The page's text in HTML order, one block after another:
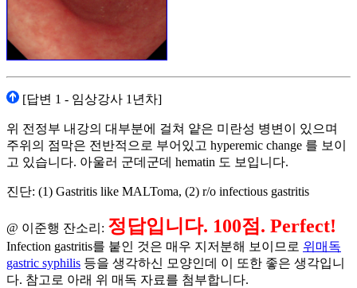
[답변 1 - 임상강사 1년차]
위 전정부 내강의 대부분에 걸쳐 얕은 미란성 병변이 있으며
주위의 점막은 전반적으로 부어있고 hyperemic change 를 보이
고 있습니다. 아울러 군데군데 hematin 도 보입니다.
진단: (1) Gastritis like MALToma, (2) r/o infectious gastritis
@ 이준행 잔소리: 정답입니다. 100점. Perfect!
Infection gastritis를 붙인 것은 매우 지저분해 보이므로 위매독
gastric syphilis 등을 생각하신 모양인데 이 또한 좋은 생각입니
다. 참고로 아래 위 매독 자료를 첨부합니다.